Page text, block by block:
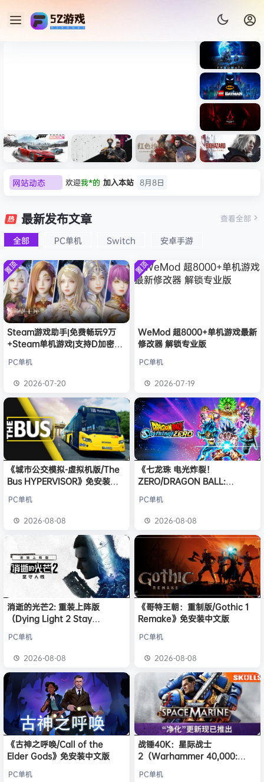
Light ）免安装中文版
《识质存
在/PRAG
MATA》
免安装中
文版
《乐高蝙
蝠侠：黑
暗骑士之
Dark
Creed
拟机
速：地平
线
6（Forza
Horizon
6）免安装
中文版
心/Atomi
c
Heart》
文版
n Desert
HYPERVI
SOR）免
安装中文
版
9：安魂
Requiem
）免安装
中文版
网站动态
欢迎D****Z 加入本站
8月7日
e******i
欢迎e******i 加入本站
8月6日
普洱 签到获取 39 点积分
8月6日
欢迎普洱 加入本站
8月6日
欢迎0**3 加入本站
欢迎c***s 加入本站
欢迎沉*****松 加入本站
欢迎兔**** 加入本站
22小时前
欢迎q********6 加入本站
8月8日
64 点积分
8月8日
最新发布文章
全部 PC单机 Switch 安卓手游
查看全部
置顶
Steam游戏助手|免费畅玩9万
+Steam单机游戏|支持D加密以
PC单机
2026-07-20
置顶
WeMod 超8000+单机游戏最新
修改器 解锁专业版
PC单机
2026-07-19
《城市公交模拟-虚拟机版/The
Bus HYPERVISOR》免安装中
PC单机
2026-08-08
《七龙珠 电光炸裂！
ZERO/DRAGON BALL:
版
PC单机
2026-08-08
消逝的光芒2: 重装上阵版
（Dying Light 2 Stay
免安装中文版
PC单机
2026-08-08
《哥特王朝：重制版/Gothic 1
Remake》免安装中文版
PC单机
2026-08-08
《古神之呼唤/Call of the
Elder Gods》免安装中文版
PC单机
战锤40K：星际战士
2（Warhammer 40,000:
版
PC单机